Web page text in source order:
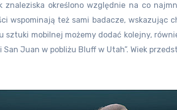
określono względnie na co
wspominają też sami badacze, wskazując
sztuki mobilnej możemy dodać kolejny,
Juan w pobliżu Bluff w Utah”. Wiek